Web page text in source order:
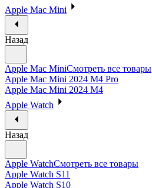
Apple Mac Mini
Назад
Apple Mac MiniСмотреть все товары
Apple Mac Mini 2024 M4 Pro
Apple Mac Mini 2024 M4
Apple Watch
Назад
Apple WatchСмотреть все товары
Apple Watch S11
Apple Watch S10